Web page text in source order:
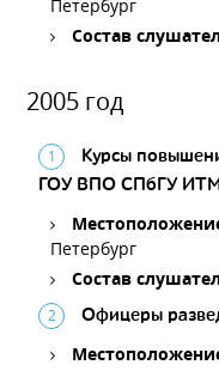
Петербург
Состав
2005 год
Курсы
ГОУ ВПО СПбГУ
Петербург
Состав
Офицеры